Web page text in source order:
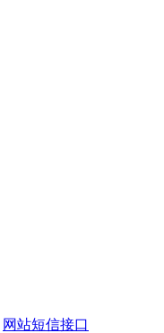
网站短信接口